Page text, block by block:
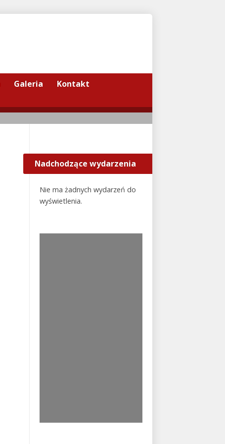
Galeria
Kontakt
Nadchodzące wydarzenia
Nie ma żadnych wydarzeń do
wyświetlenia.